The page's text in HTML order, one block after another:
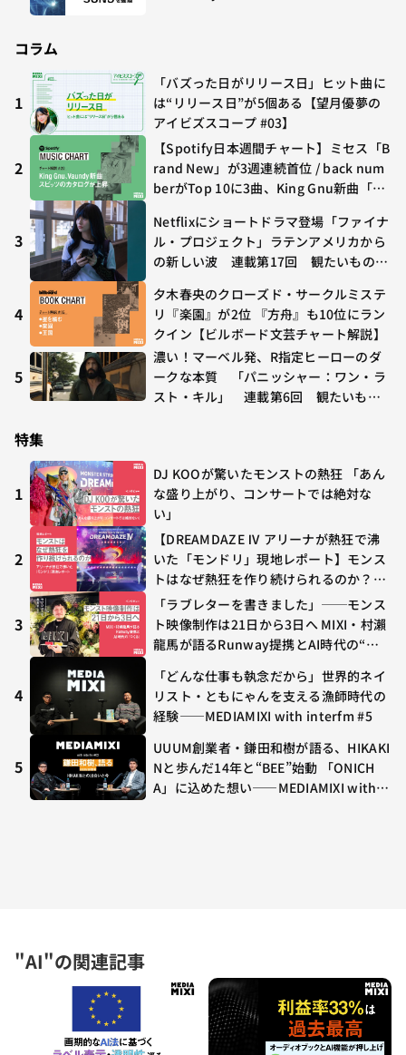
"AI"の関連記事
コラム
1
「バズった日がリリース日」ヒット曲に
は“リリース日”が5個ある【望月優夢の
アイビズスコープ #03】
2
【Spotify日本週間チャート】ミセス「B
rand New」が3週連続首位 / back num
berがTop 10に3曲、King Gnu新曲「G
年7/24〜7/30
3
Netflixにショートドラマ登場「ファイナ
ル・プロジェクト」ラテンアメリカから
の新しい波 連載第17回 観たいものが
4
夕木春央のクローズド・サークルミステ
リ『楽園』が2位 『方舟』も10位にラン
クイン【ビルボード文芸チャート解説】
5
濃い！マーベル発、R指定ヒーローのダ
ークな本質 「パニッシャー：ワン・ラ
スト・キル」 連載第6回 観たいもの
特集
1
DJ KOOが驚いたモンストの熱狂 「あん
な盛り上がり、コンサートでは絶対な
い」
2
【DREAMDAZE Ⅳ アリーナが熱狂で沸
いた「モンドリ」現地レポート】モンス
トはなぜ熱狂を作り続けられるのか？コ
ラボ初の“真獣神化”やDJ KOO、てつ
や、兎田ぺこら、壱百満天原サロメらも
集結
3
「ラブレターを書きました」──モンス
ト映像制作は21日から3日へ MIXI・村瀨
龍馬が語るRunway提携とAI時代の“つ
4
「どんな仕事も執念だから」世界的ネイ
リスト・ともにゃんを支える漁師時代の
経験——MEDIAMIXI with interfm #5
5
UUUM創業者・鎌田和樹が語る、HIKAKI
Nと歩んだ14年と“BEE”始動 「ONICH
A」に込めた想い——MEDIAMIXI with in